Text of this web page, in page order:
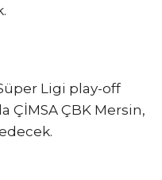
Ligi play-off
ÇİMSA ÇBK Mersin,